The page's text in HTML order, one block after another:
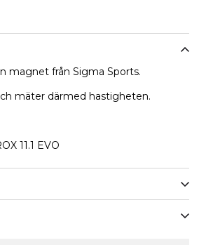
magnet från Sigma Sports.
mäter därmed hastigheten.
11.1 EVO